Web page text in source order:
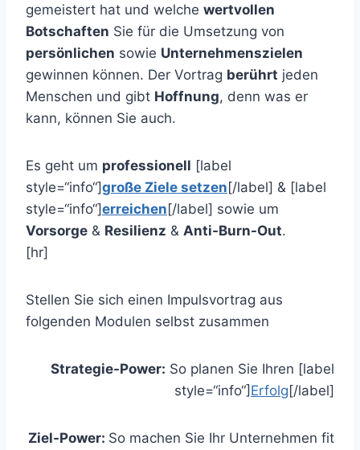
gemeistert hat und welche wertvollen
Botschaften Sie für die Umsetzung von
persönlichen sowie Unternehmenszielen
gewinnen können. Der Vortrag berührt jeden
Menschen und gibt Hoffnung, denn was er
kann, können Sie auch.
Es geht um professionell [label
style=“info“]große Ziele setzen[/label] & [label
style=“info“]erreichen[/label] sowie um
Vorsorge & Resilienz & Anti-Burn-Out.
[hr]
Stellen Sie sich einen Impulsvortrag aus
folgenden Modulen selbst zusammen
Strategie-Power: So planen Sie Ihren [label
style=“info“] Erfolg[/label]
Ziel-Power: So machen Sie Ihr Unternehmen fit